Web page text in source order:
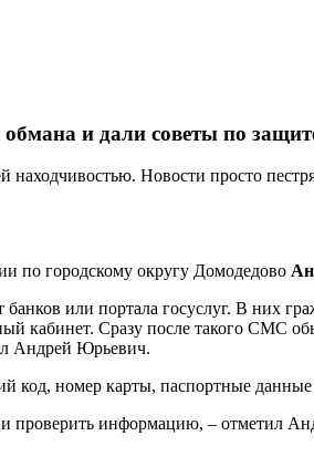
и дали советы по
находчивостью. Новости просто
по городскому округу Домодедово
или портала госуслуг. В них
кабинет. Сразу после такого СМС
Андрей Юрьевич.
код, номер карты, паспортные
проверить информацию, – отметил